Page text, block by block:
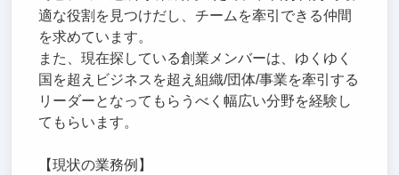
適な役割を見つけだし、チームを牽引できる仲間
を求めています。
また、現在探している創業メンバーは、ゆくゆく
国を超えビジネスを超え組織/団体/事業を牽引する
リーダーとなってもらうべく幅広い分野を経験し
てもらいます。
【現状の業務例】